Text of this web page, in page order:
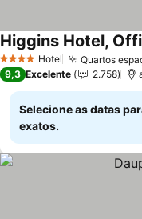
4 EstrelasHotel Quartos
9,3 Excelente 2.758
Selecione as datas
exatos.